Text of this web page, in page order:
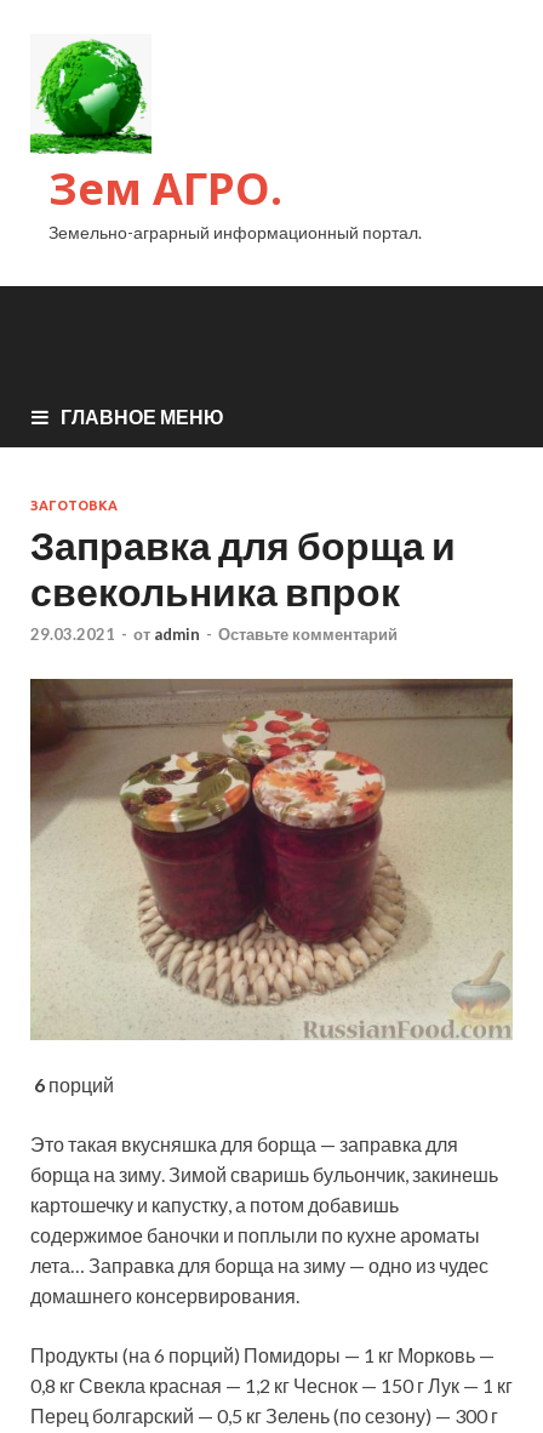
Зем АГРО.
Земельно-аграрный информационный портал.
ГЛАВНОЕ МЕНЮ
ЗАГОТОВКА
Заправка для борща и
свекольника впрок
29.03.2021 - от admin - Оставьте комментарий
6 порций
Это такая вкусняшка для борща — заправка для
борща на зиму. Зимой сваришь бульончик, закинешь
картошечку и капустку, а потом добавишь
содержимое баночки и поплыли по кухне ароматы
лета… Заправка для борща на зиму — одно из чудес
домашнего консервирования.
Продукты (на 6 порций) Помидоры — 1 кг Морковь —
0,8 кг Свекла красная — 1,2 кг Чеснок — 150 г Лук — 1 кг
Перец болгарский — 0,5 кг Зелень (по сезону) — 300 г